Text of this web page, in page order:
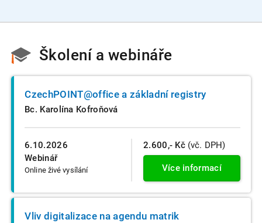
Školení a webináře
6.10.2026
Webinář
Online živé vysílání
CzechPOINT@office a základní registry
Bc. Karolína Kofroňová
2.600,- Kč (vč. DPH)
Více informací
Vliv digitalizace na agendu matrik